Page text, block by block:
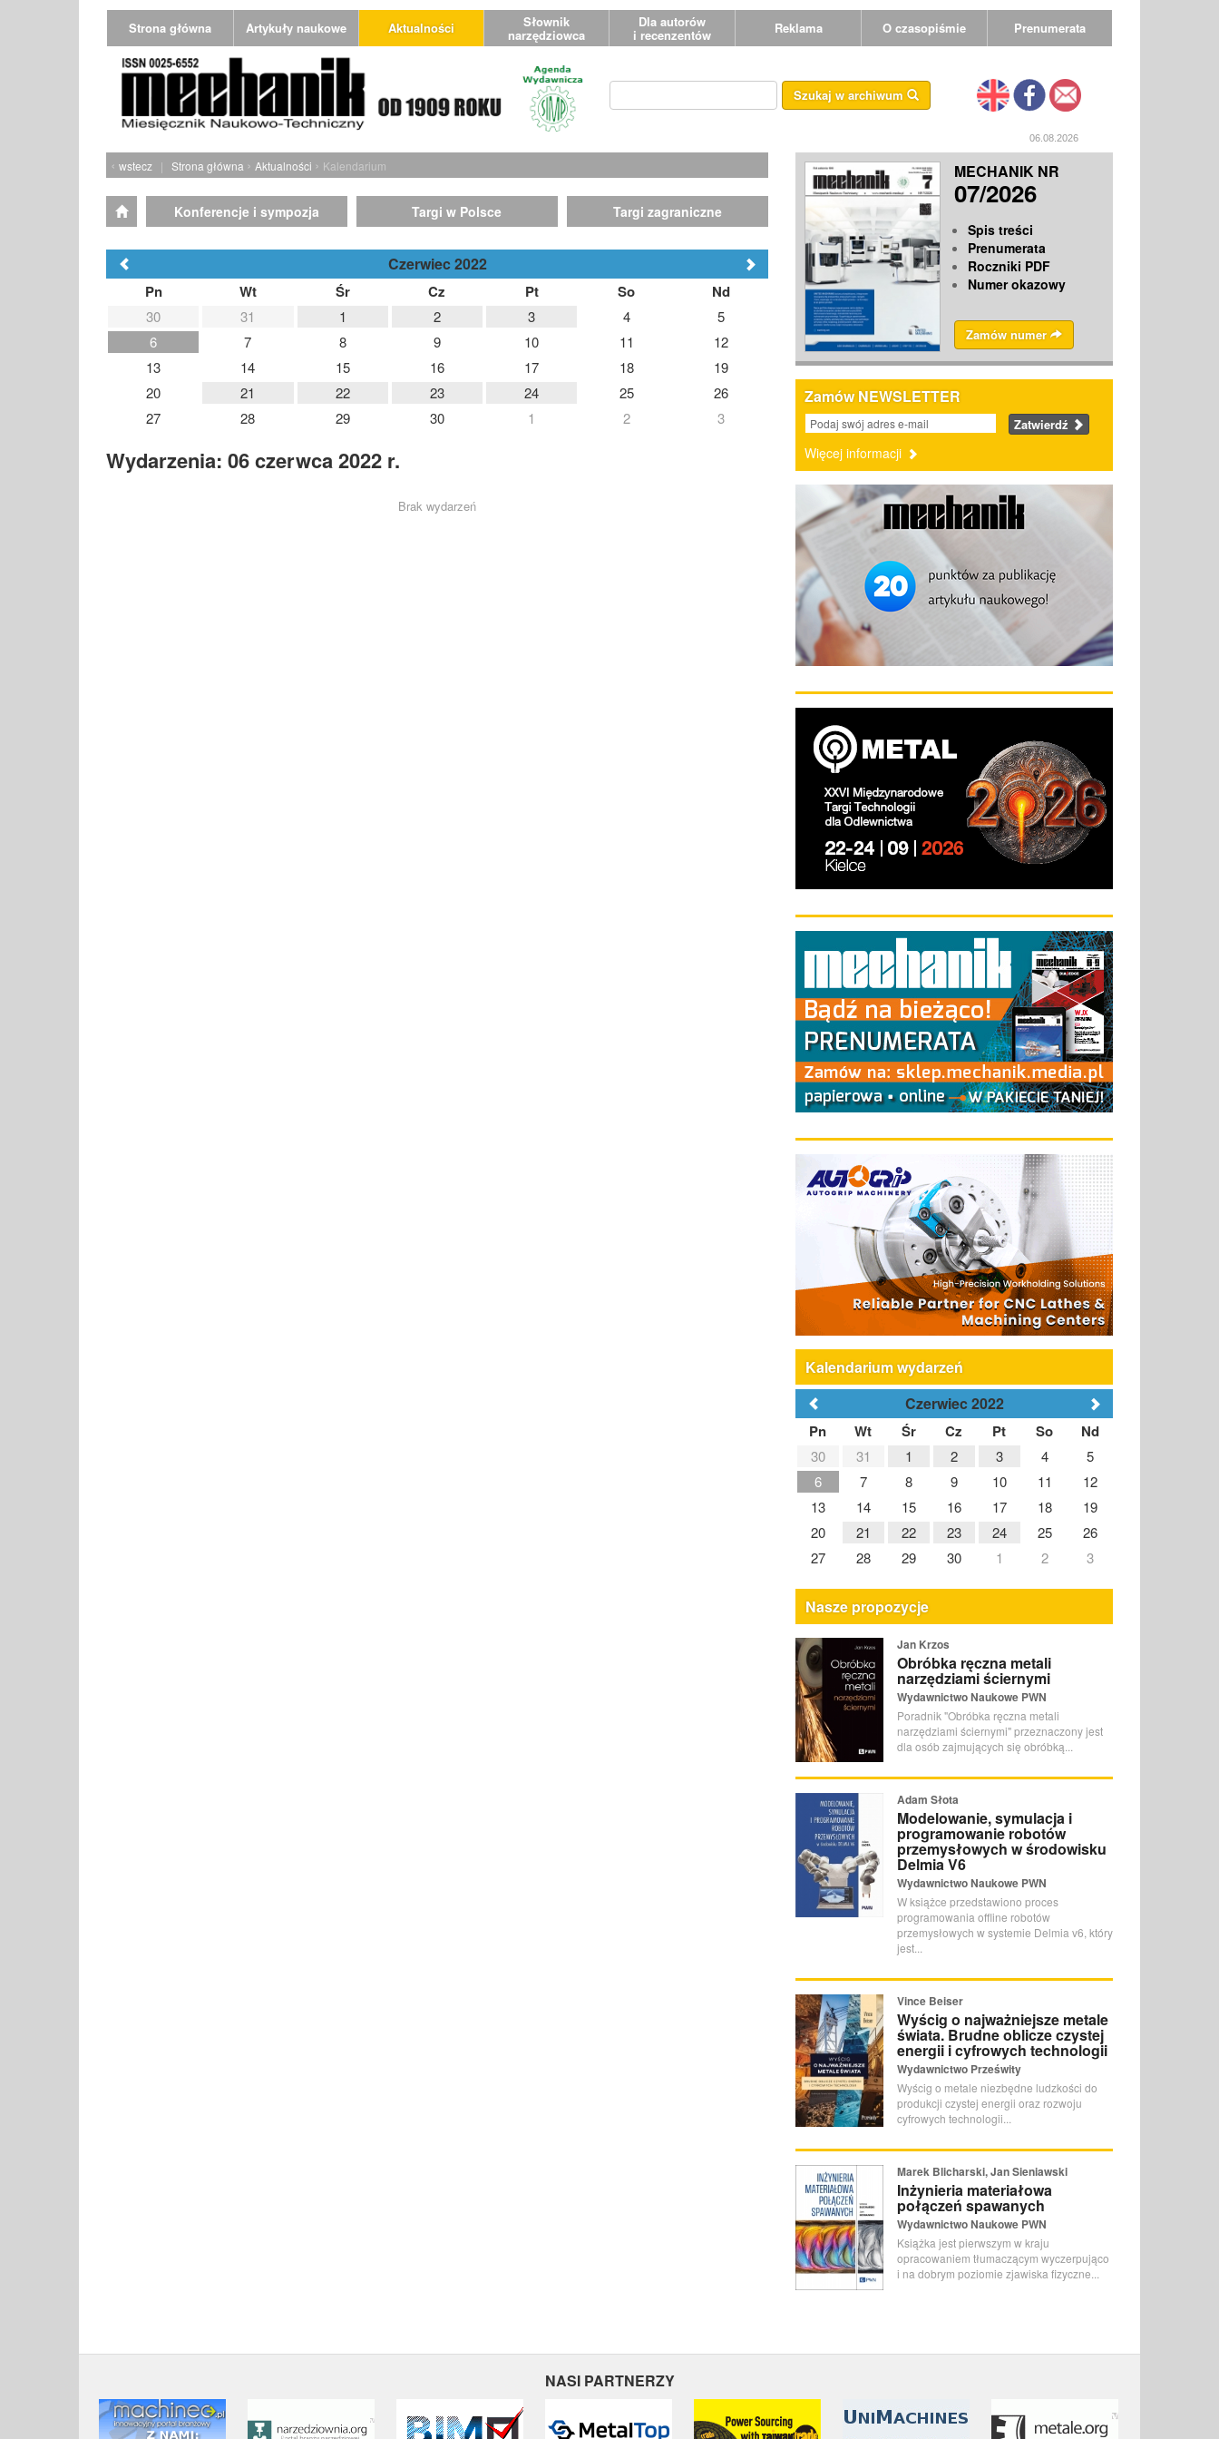
Strona główna Artykuły naukowe Aktualności Słownik
narzędziowca
Dla autorów
i recenzentów Reklama O czasopiśmie Prenumerata
Szukaj w archiwum
06.08.2026
‹ wstecz | Strona główna › Aktualności › Kalendarium
Konferencje i sympozja Targi w Polsce Targi zagraniczne
Czerwiec 2022
Pn Wt Śr Cz Pt So Nd
30 31 1 2 3 4
5
6
7 8 9 10 11
12
13
14 15 16 17 18
19
20
21 22 23 24 25
26
27
28 29 30 1 2 3
Wydarzenia: 06 czerwca 2022 r.
Brak wydarzeń
MECHANIK NR
07/2026
Spis treści
Prenumerata
Roczniki PDF
Numer okazowy
Zamów numer
Zamów NEWSLETTER
Zatwierdź
Więcej informacji
Kalendarium wydarzeń
Czerwiec 2022
Pn Wt Śr Cz Pt So Nd
30 31 1 2 3 4
5
6
7 8 9 10 11
12
13
14 15 16 17 18
19
20
21 22 23 24 25
26
27
28 29 30 1 2 3
Nasze propozycje
Jan Krzos
Obróbka ręczna metali
narzędziami ściernymi
Wydawnictwo Naukowe PWN
Poradnik "Obróbka ręczna metali
narzędziami ściernymi" przeznaczony jest
dla osób zajmujących się obróbką...
Adam Słota
Modelowanie, symulacja i
programowanie robotów
przemysłowych w środowisku
Delmia V6
Wydawnictwo Naukowe PWN
W książce przedstawiono proces
programowania offline robotów
przemysłowych w systemie Delmia v6, który
jest...
Vince Beiser
Wyścig o najważniejsze metale
świata. Brudne oblicze czystej
energii i cyfrowych technologii
Wydawnictwo Prześwity
Wyścig o metale niezbędne ludzkości do
produkcji czystej energii oraz rozwoju
cyfrowych technologii...
Marek Blicharski, Jan Sieniawski
Inżynieria materiałowa
połączeń spawanych
Wydawnictwo Naukowe PWN
Książka jest pierwszym w kraju
opracowaniem tłumaczącym wyczerpująco
i na dobrym poziomie zjawiska fizyczne...
NASI PARTNERZY